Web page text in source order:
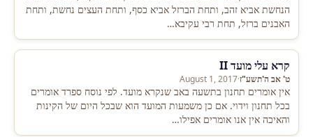
הנחשת אביא זהב, ותחת הברזל אביא כסף, ותחת העצים נחשת, ותחת
האבנים ברזל, תחת רבי עקיבא…
קרא עלי מועד II
ט' אב ה'תשע"ז·
August 1, 2017
אין אומרים תחנון בתשעה באב שנקרא מועד. לפי נוסח ספרד אומרים
בכל תחנון וידוי. אם כן משמעות המועד הוא שבכל היום של הקינות
והאיכה אין אנו אומרים אפילו…